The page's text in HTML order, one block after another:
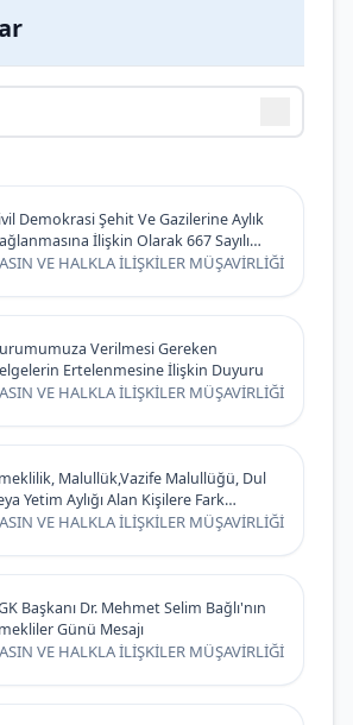
Demokrasi Şehit Ve Gazilerine Aylık
İlişkin Olarak 667 Sayılı
Hükmünde Kararname İle Yapılan
VE HALKLA İLİŞKİLER MÜŞAVİRLİĞİ
Verilmesi Gereken
Ertelenmesine İlişkin Duyuru
VE HALKLA İLİŞKİLER MÜŞAVİRLİĞİ
Malullük,Vazife Malullüğü, Dul
Yetim Aylığı Alan Kişilere Fark
İlişkin Duyuru
VE HALKLA İLİŞKİLER MÜŞAVİRLİĞİ
Başkanı Dr. Mehmet Selim Bağlı'nın
Günü Mesajı
VE HALKLA İLİŞKİLER MÜŞAVİRLİĞİ